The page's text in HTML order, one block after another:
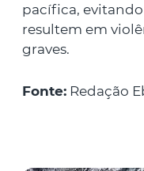
pacífica,
resultem em
graves.
Fonte: Redação